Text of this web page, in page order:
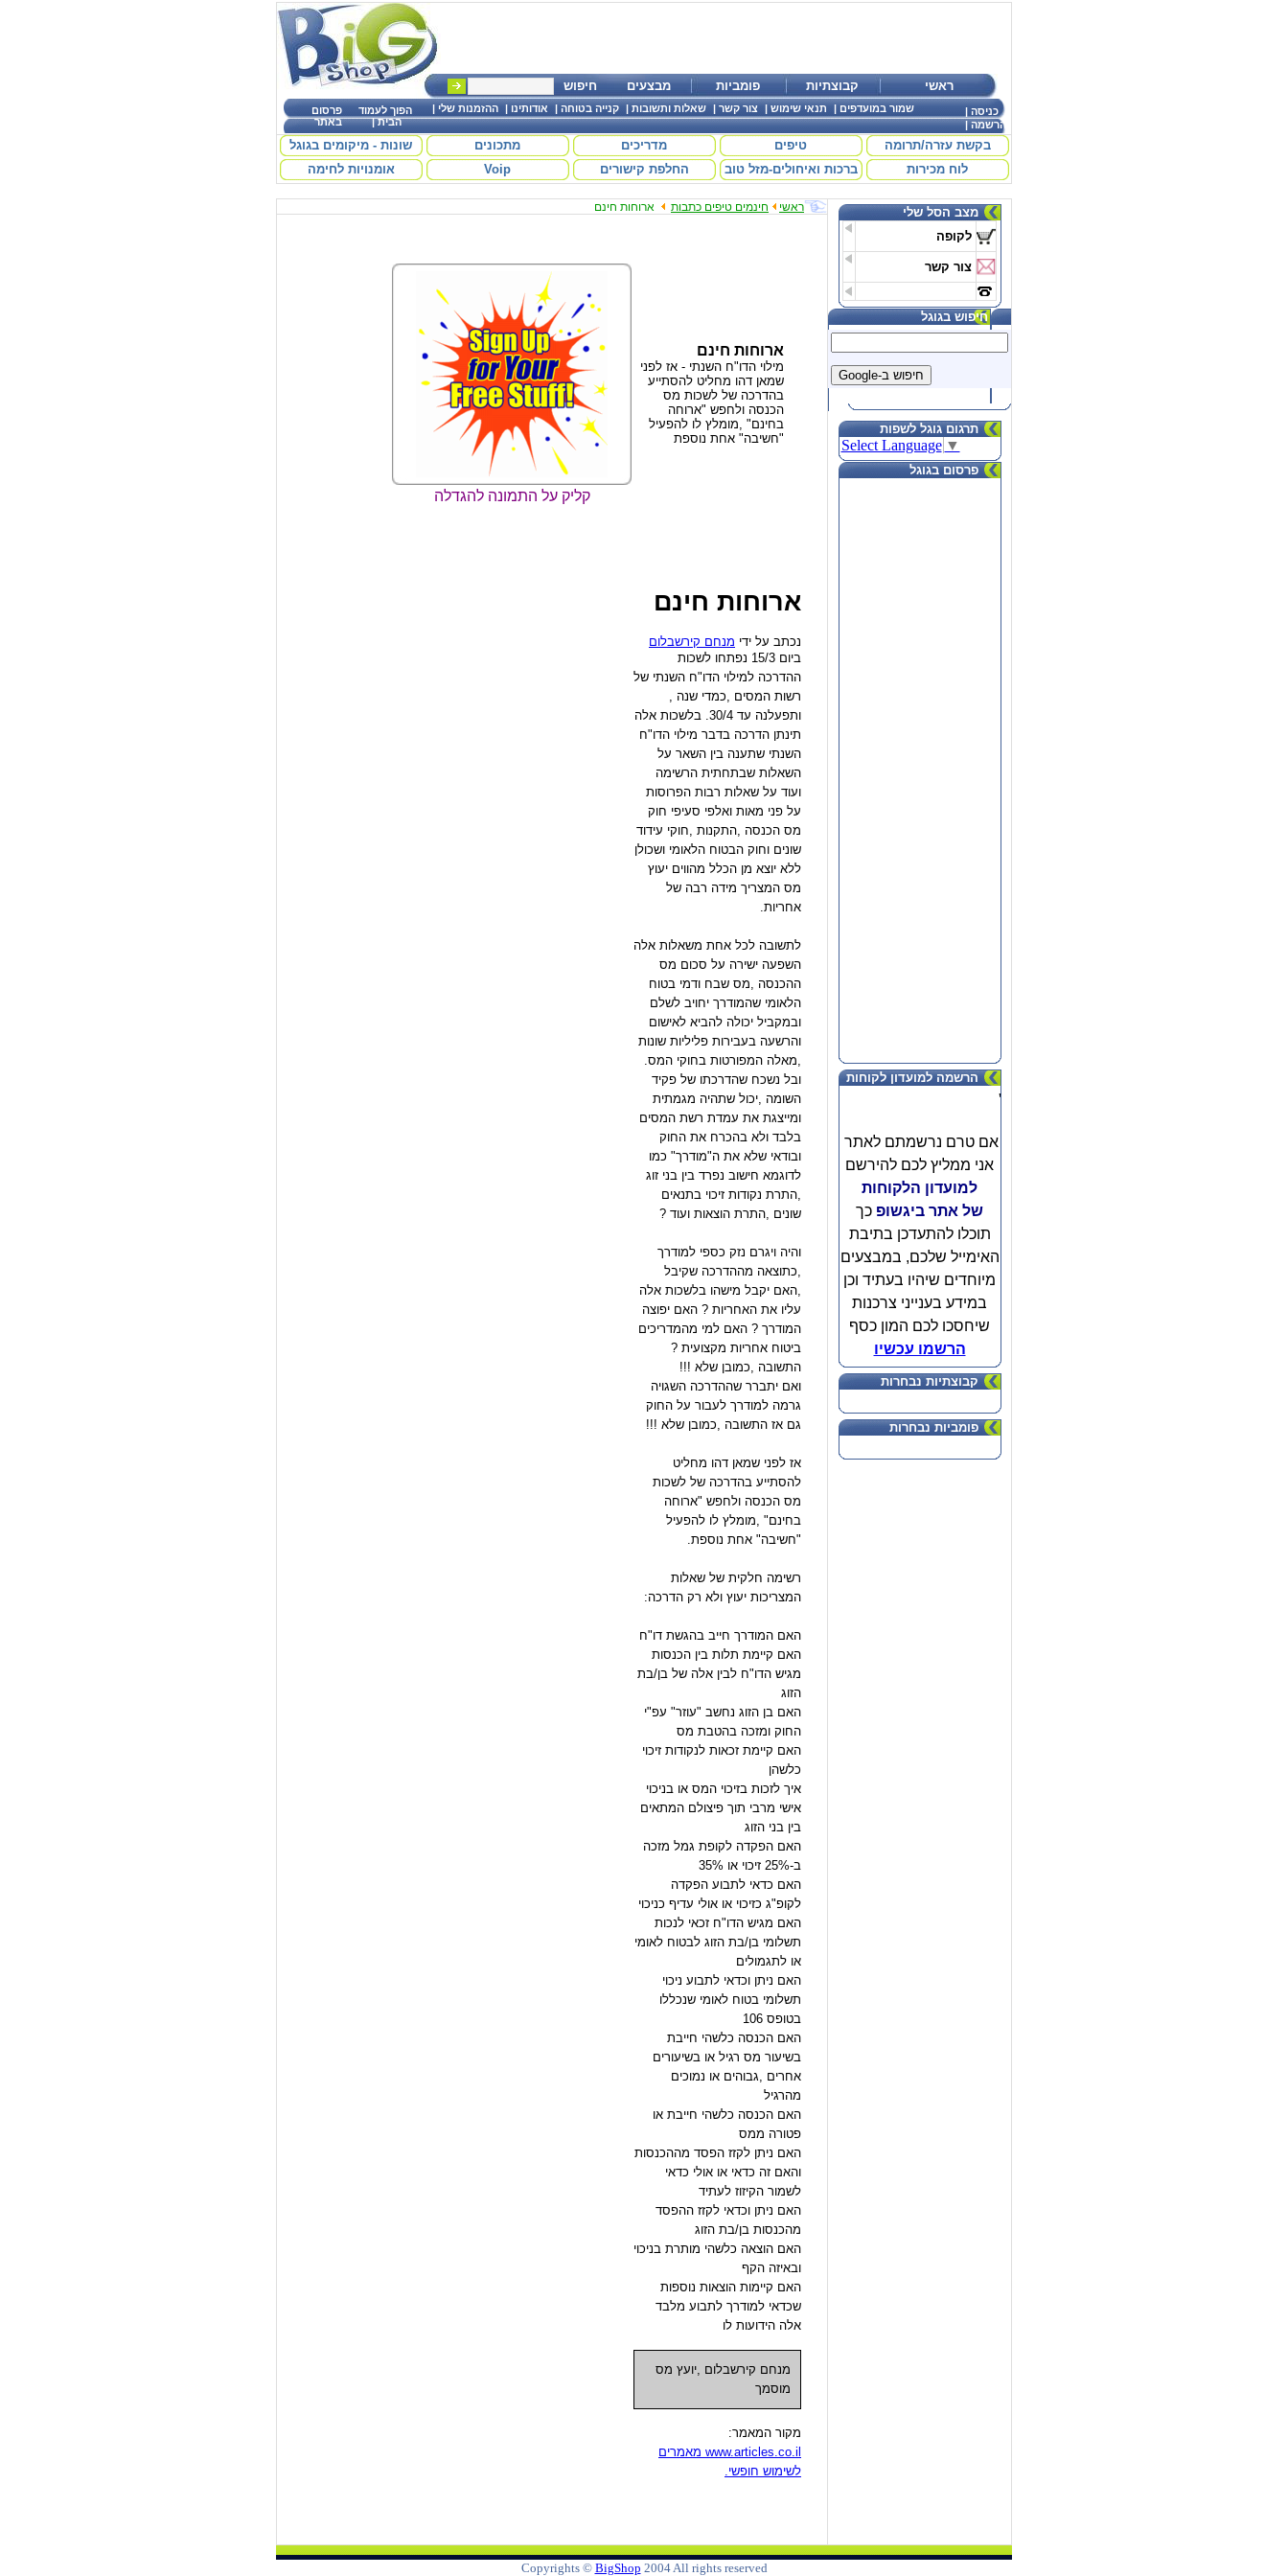
חיפוש מבצעים פומביות קבוצתיות ראשי
פרסום
באתר
הפוך לעמוד
הבית|
שמור במועדפים | תנאי שימוש | צור קשר | שאלות ותשובות | קנייה בטוחה | אודותינו | ההזמנות שלי | כניסה |
הרשמה|
בקשת עזרה/תרומה טיפים מדריכים מתכונים
שונות - מיקומים בגוגל
לוח מכירות
ברכות ואיחולים-מזל טוב החלפת קישורים Voip אומנויות לחימה
ראשי חינמים טיפים כתבות ארוחות חינם
מצב הסל שלי
לקופה
צור קשר
חיפוש בגוגל
תרגום גוגל לשפות
Select Language ▼
פרסום בגוגל
הרשמה למועדון לקוחות
'
אם טרם נרשמתם לאתר
אני ממליץ לכם להירשם
למועדון הלקוחות
של אתר ביגשופ כך
תוכלו להתעדכן בתיבת
האימייל שלכם, במבצעים
מיוחדים שיהיו בעתיד וכן
במידע בענייני צרכנות
שיחסכו לכם המון כסף
הרשמו עכשיו
קבוצתיות נבחרות
פומביות נבחרות
קליק על התמונה להגדלה
ארוחות חינם
מילוי הדו"ח השנתי - אז לפני
שמאן דהו מחליט להסתייע
בהדרכה של לשכות מס
הכנסה ולחפש "ארוחה
בחינם" ,מומלץ לו להפעיל
"חשיבה" אחת נוספת
ארוחות חינם
נכתב על ידי מנחם קירשבלום
ביום 15/3 נפתחו לשכות
ההדרכה למילוי הדו"ח השנתי של
רשות המסים ,כמדי שנה ,
ותפעלנה עד 30/4. בלשכות אלה
תינתן הדרכה בדבר מילוי הדו"ח
השנתי שתענה בין השאר על
השאלות שבתחתית הרשימה
ועוד על שאלות רבות הפרוסות
על פני מאות ואלפי סעיפי חוק
מס הכנסה ,התקנות ,חוקי עידוד
שונים וחוק הבטוח הלאומי ושכולן
ללא יוצא מן הכלל מהווים יעוץ
מס המצריך מידה רבה של
אחריות.
לתשובה לכל אחת משאלות אלה
השפעה ישירה על סכום מס
ההכנסה ,מס שבח ודמי בטוח
הלאומי שהמודרך יחויב לשלם
ובמקביל יכולה להביא לאישום
והרשעה בעבירות פליליות שונות
,מאלה המפורטות בחוקי המס.
ובל נשכח שהדרכתו של פקיד
השומה ,יכול שתהיה מגמתית
ומייצגת את עמדת רשת המסים
בלבד ולא בהכרח את החוק
ובודאי שלא את ה"מודרך" כמו
לדוגמא חישוב נפרד בין בני זוג
,התרת נקודות זיכוי בתנאים
שונים ,התרת הוצאות ועוד ?
והיה ויגרם נזק כספי למודרך
,כתוצאה מההדרכה שקיבל
,האם יקבל מישהו בלשכות אלה
עליו את האחריות ? האם יפוצה
המודרך ? האם למי מהמדריכים
ביטוח אחריות מקצועית ?
התשובה ,כמובן שלא !!!
ואם יתברר שההדרכה השגויה
גרמה למודרך לעבור על החוק
גם אז התשובה ,כמובן שלא !!!
אז לפני שמאן דהו מחליט
להסתייע בהדרכה של לשכות
מס הכנסה ולחפש "ארוחה
בחינם" ,מומלץ לו להפעיל
"חשיבה" אחת נוספת.
רשימה חלקית של שאלות
המצריכות יעוץ ולא רק הדרכה:
האם המודרך חייב בהגשת דו"ח
האם קיימת תלות בין הכנסות
מגיש הדו"ח לבין אלה של בן/בת
הזוג
האם בן הזוג נחשב "עוזר" עפ"י
החוק ומזכה בהטבת מס
האם קיימת זכאות לנקודות זיכוי
כלשהן
איך לזכות בזיכוי המס או בניכוי
אישי מרבי תוך פיצולם המתאים
בין בני הזוג
האם הפקדה לקופת גמל מזכה
ב-25% זיכוי או 35%
האם כדאי לתבוע הפקדה
לקופ"ג כזיכוי או אולי עדיף כניכוי
האם מגיש הדו"ח זכאי לנכות
תשלומי בן/בת הזוג לבטוח לאומי
או לתגמולים
האם ניתן וכדאי לתבוע ניכוי
תשלומי בטוח לאומי שנכללו
בטופס 106
האם הכנסה כלשהי חייבת
בשיעור מס רגיל או בשיעורים
אחרים ,גבוהים או נמוכים
מהרגיל
האם הכנסה כלשהי חייבת או
פטורה ממס
האם ניתן לקזז הפסד מההכנסות
והאם זה כדאי או אולי כדאי
לשמור הקיזוז לעתיד
האם ניתן וכדאי לקזז ההפסד
מהכנסות בן/בת הזוג
האם הוצאה כלשהי מותרת בניכוי
ובאיזה הקף
האם קיימות הוצאות נוספות
שכדאי למודרך לתבוע מלבד
אלה הידועות לו
מנחם קירשבלום ,יועץ מס
מוסמך
מקור המאמר:
www.articles.co.il מאמרים
לשימוש חופשי.
Copyrights © BigShop 2004 All rights reserved